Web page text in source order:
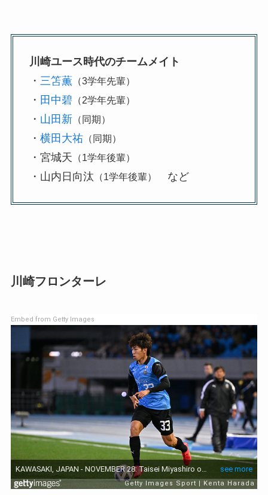
川崎ユース時代のチームメイト
・ 三笘薫 （3学年先輩）
・ 田中碧 （2学年先輩）
・ 山田新（同期）
・ 横田大祐（同期）
・宮城天 （1学年後輩）
・山内日向汰 （1学年後輩） など
川崎フロンターレ
Embed from Getty Images